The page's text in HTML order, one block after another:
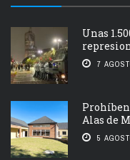
Unas
7
Alas de
5